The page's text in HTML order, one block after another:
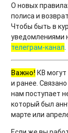
О новых
полиса и
Чтобы быть в
уведомлениями
телеграм-канал.
Важно! КВ
и ранее.
нам поступает
который был
марте или